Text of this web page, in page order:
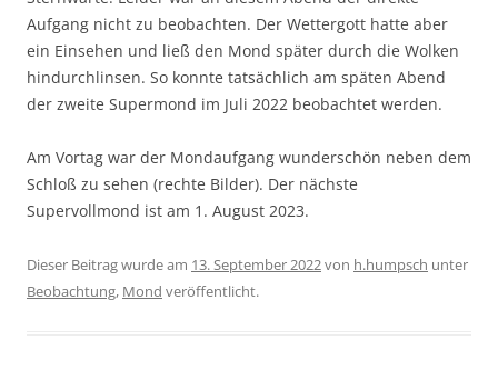
Aufgang nicht zu beobachten. Der Wettergott hatte aber
ein Einsehen und ließ den Mond später durch die Wolken
hindurchlinsen. So konnte tatsächlich am späten Abend
der zweite Supermond im Juli 2022 beobachtet werden.
Am Vortag war der Mondaufgang wunderschön neben dem
Schloß zu sehen (rechte Bilder). Der nächste
Supervollmond ist am 1. August 2023.
Dieser Beitrag wurde am 13. September 2022von h.humpsch unter
Beobachtung, Mond veröffentlicht.